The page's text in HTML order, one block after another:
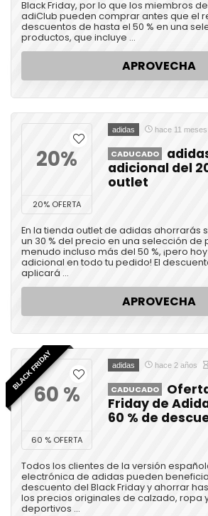
Black Friday, por lo que los miembros
adiClub pueden comprar antes que el
descuentos de hasta el 50 % en una
productos, que incluye ...
APROVECHA
20%
20% OFERTA
adidas hace 11 meses
CADUCADO
adicional del
outlet
En la tienda outlet de adidas ahorrarás
un 30 % del precio en una selección de
menudo incluso más del 50 %, ¡pero
adicional en todo tu pedido! El
aplicará ...
APROVECHA
BLACK FRIDAY
60 %
60 % OFERTA
adidas hace 2 años
CADUCADO
Friday de
60 % de
Todos los clientes de la versión
electrónica de adidas pueden
descuento del Black Friday y ahorrar
los precios originales de calzado, ropa
deportivos ...